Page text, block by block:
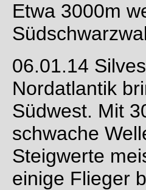
Etwa 3000m
06.01.14
Nordatlantik
Südwest. Mit
schwache
Steigwerte
einige Flieger